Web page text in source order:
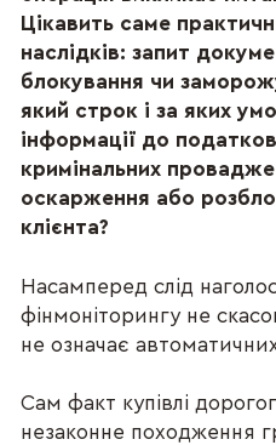
Цікавить саме
наслідків: запит
блокування чи
який строк і за яких
інформації до
кримінальних
оскарження або
клієнта?
Насамперед слід
фінмоніторингу не
не означає
Сам факт купівлі
незаконне походження